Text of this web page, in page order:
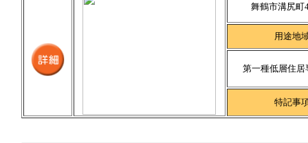
舞鶴市溝尻町
用途地
第一種低層住居
特記事